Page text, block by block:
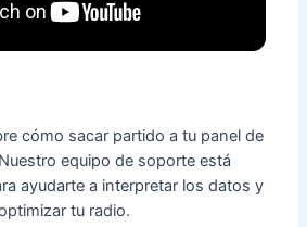
cómo sacar partido a tu panel de
equipo de soporte está
ayudarte a interpretar los datos y
tu radio.